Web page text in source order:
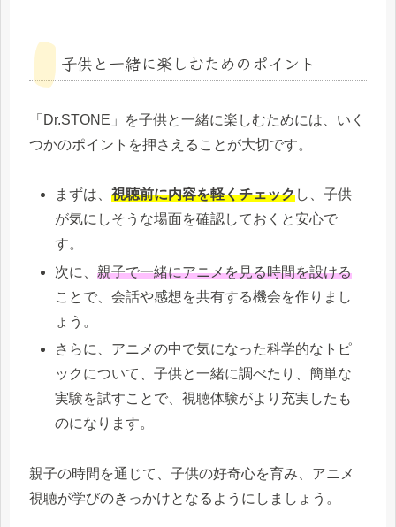
子供と一緒に楽しむためのポイント
「Dr.STONE」を子供と一緒に楽しむためには、いく
つかのポイントを押さえることが大切です。
まずは、視聴前に内容を軽くチェックし、子供
が気にしそうな場面を確認しておくと安心で
す。
次に、親子で一緒にアニメを見る時間を設ける
ことで、会話や感想を共有する機会を作りまし
ょう。
さらに、アニメの中で気になった科学的なトピ
ックについて、子供と一緒に調べたり、簡単な
実験を試すことで、視聴体験がより充実したも
のになります。
親子の時間を通じて、子供の好奇心を育み、アニメ
視聴が学びのきっかけとなるようにしましょう。